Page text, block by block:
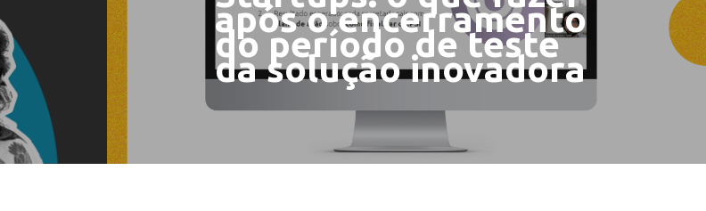
após o encerramento
do período de teste
da solução inovadora